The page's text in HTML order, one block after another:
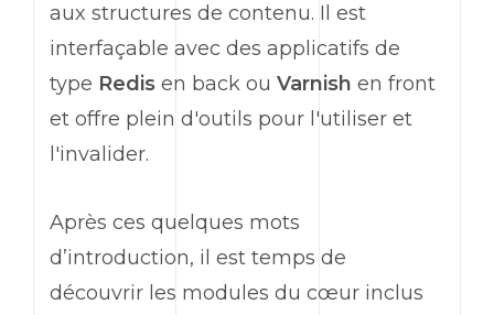
aux structures de contenu. Il est
interfaçable avec des applicatifs de
type Redis en back ou Varnish en front
et offre plein d'outils pour l'utiliser et
l'invalider.
Après ces quelques mots
d’introduction, il est temps de
découvrir les modules du cœur inclus